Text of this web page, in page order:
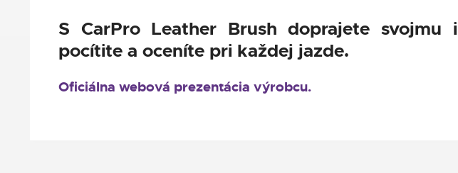
S CarPro Leather Brush doprajete svojmu
pocítite a oceníte pri každej jazde.
Oficiálna webová prezentácia výrobcu.